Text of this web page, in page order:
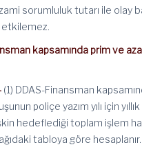
sorumluluk tutarı ile olay
etkilemez.
kapsamında prim ve
(1) DDAS-Finansman
poliçe yazım yılı için
hedeflediği toplam işlem
tabloya göre